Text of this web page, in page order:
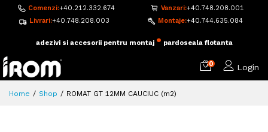
Comenzi:+40.212.332.674 Vanzari:+40.748.208.001
Livrari:+40.748.208.003 Montaje:+40.744.635.084
adezivi si accesorii pentru montaj • pardoseala flotanta
0 Login
Home Shop ROMAT GT 12MM CAUCIUC (m2)